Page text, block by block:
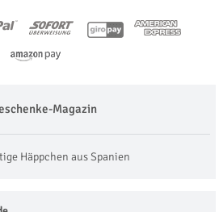
Magazin
Häppchen aus Spanien